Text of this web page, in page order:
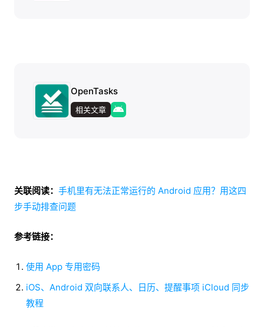
OpenTasks
相关文章
关联阅读： 手机里有无法正常运行的 Android 应用？用这四
步手动排查问题
参考链接：
使用 App 专用密码
iOS、Android 双向联系人、日历、提醒事项 iCloud 同步
教程